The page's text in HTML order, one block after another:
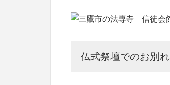
仏式祭壇でのお別れ